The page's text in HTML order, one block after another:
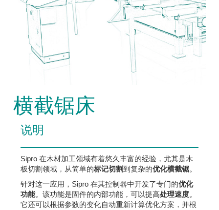
横截锯床
说明
Sipro 在木材加工领域有着悠久丰富的经验，尤其是木
板切割领域，从简单的标记切割到复杂的优化横截锯。
针对这一应用，Sipro 在其控制器中开发了专门的优化
功能。该功能是固件的内部功能，可以提高处理速度。
它还可以根据参数的变化自动重新计算优化方案，并根